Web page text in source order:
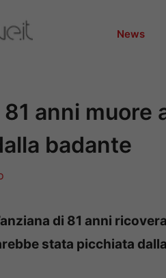
News
anni muore
badante
di 81 anni
stata picchiata